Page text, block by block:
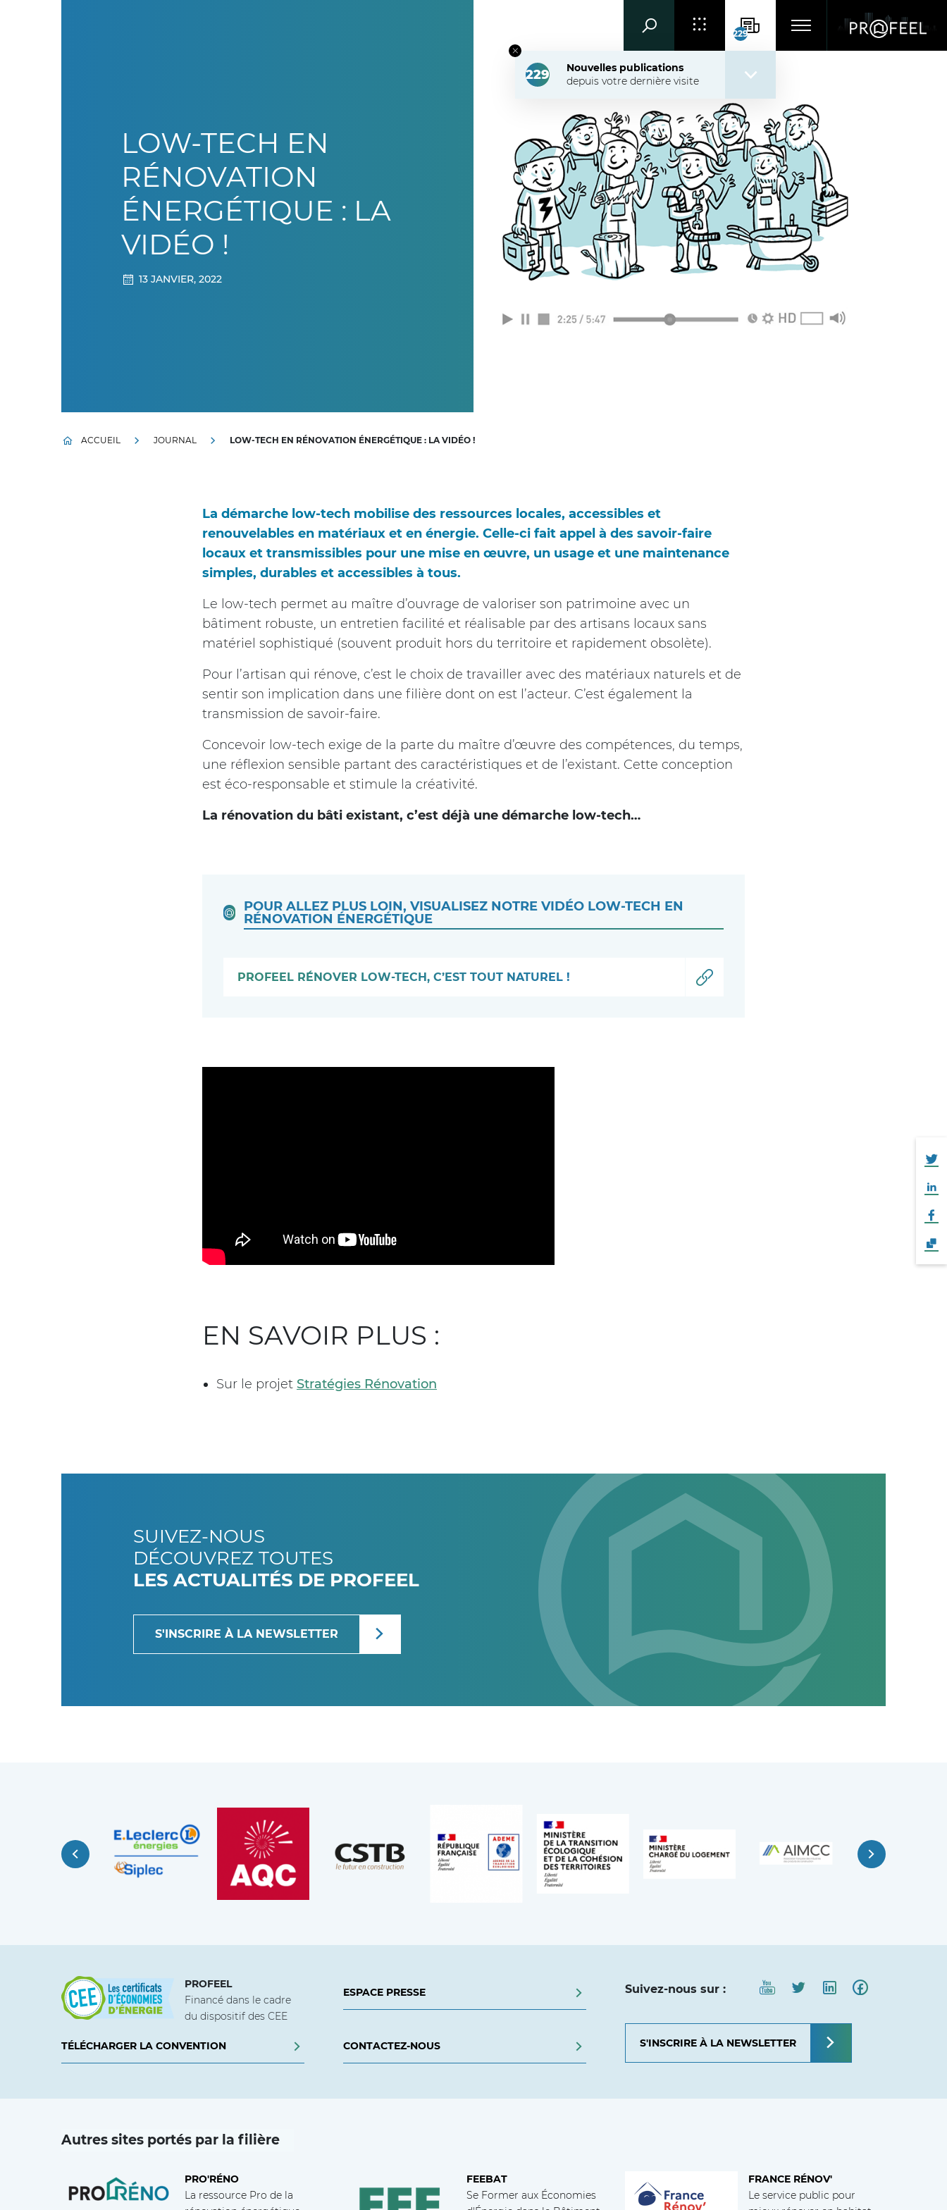
229
229
Nouvelles publications
depuis votre dernière visite
LOW-TECH EN
RÉNOVATION
ÉNERGÉTIQUE : LA
VIDÉO !
13 JANVIER, 2022
ACCUEIL JOURNAL LOW-TECH EN RÉNOVATION ÉNERGÉTIQUE : LA VIDÉO !
La démarche low-tech mobilise des ressources locales, accessibles et
renouvelables en matériaux et en énergie. Celle-ci fait appel à des savoir-faire
locaux et transmissibles pour une mise en œuvre, un usage et une maintenance
simples, durables et accessibles à tous.
Le low-tech permet au maître d’ouvrage de valoriser son patrimoine avec un
bâtiment robuste, un entretien facilité et réalisable par des artisans locaux sans
matériel sophistiqué (souvent produit hors du territoire et rapidement obsolète).
Pour l’artisan qui rénove, c’est le choix de travailler avec des matériaux naturels et de
sentir son implication dans une filière dont on est l’acteur. C’est également la
transmission de savoir-faire.
Concevoir low-tech exige de la parte du maître d’œuvre des compétences, du temps,
une réflexion sensible partant des caractéristiques et de l’existant. Cette conception
est éco-responsable et stimule la créativité.
La rénovation du bâti existant, c’est déjà une démarche low-tech…
POUR ALLEZ PLUS LOIN, VISUALISEZ NOTRE VIDÉO LOW-TECH EN
RÉNOVATION ÉNERGÉTIQUE
PROFEEL RÉNOVER LOW-TECH, C’EST TOUT NATUREL !
EN SAVOIR PLUS :
Sur le projet Stratégies Rénovation
SUIVEZ-NOUS
DÉCOUVREZ TOUTES
LES ACTUALITÉS DE PROFEEL
S'INSCRIRE À LA NEWSLETTER
PROFEEL
Financé dans le cadre
du dispositif des CEE
TÉLÉCHARGER LA CONVENTION
ESPACE PRESSE
CONTACTEZ-NOUS
Suivez-nous sur :
S'INSCRIRE À LA NEWSLETTER
Autres sites portés par la filière
PRO'RÉNO
La ressource Pro de la
FEEBAT
Se Former aux Économies
FRANCE RÉNOV'
Le service public pour